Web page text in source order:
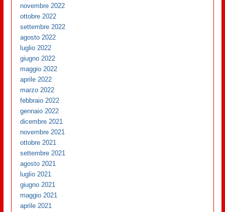
novembre 2022
ottobre 2022
settembre 2022
agosto 2022
luglio 2022
giugno 2022
maggio 2022
aprile 2022
marzo 2022
febbraio 2022
gennaio 2022
dicembre 2021
novembre 2021
ottobre 2021
settembre 2021
agosto 2021
luglio 2021
giugno 2021
maggio 2021
aprile 2021